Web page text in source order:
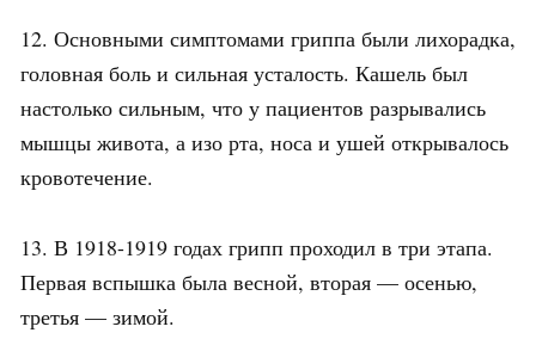
12. Основными симптомами гриппа были лихорадка,
головная боль и сильная усталость. Кашель был
настолько сильным, что у пациентов разрывались
мышцы живота, а изо рта, носа и ушей открывалось
кровотечение.
13. В 1918-1919 годах грипп проходил в три этапа.
Первая вспышка была весной, вторая — осенью,
третья — зимой.